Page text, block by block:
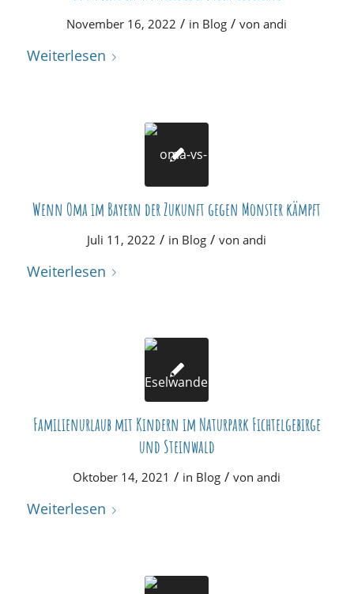
November 16, 2022 / in Blog / vonandi
Weiterlesen
Wenn Oma im Bayern der Zukunft gegen Monster kämpft
Juli 11, 2022 / in Blog / vonandi
Weiterlesen
Familienurlaub mit Kindern im Naturpark Fichtelgebirge
und Steinwald
Oktober 14, 2021 / in Blog / vonandi
Weiterlesen